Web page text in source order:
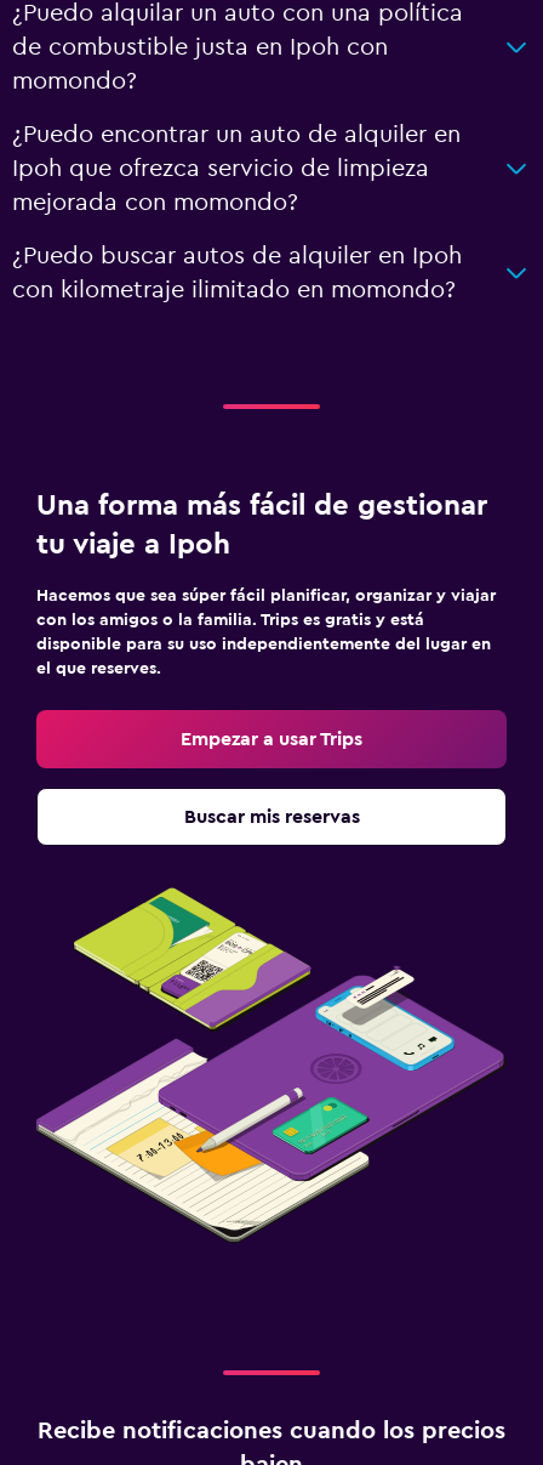
¿Puedo alquilar un auto con una política
de combustible justa en Ipoh con
momondo?
¿Puedo encontrar un auto de alquiler en
Ipoh que ofrezca servicio de limpieza
mejorada con momondo?
¿Puedo buscar autos de alquiler en Ipoh
con kilometraje ilimitado en momondo?
Una forma más fácil de gestionar
tu viaje a Ipoh
Hacemos que sea súper fácil planificar, organizar y viajar
con los amigos o la familia. Trips es gratis y está
disponible para su uso independientemente del lugar en
el que reserves.
Empezar a usar Trips
Buscar mis reservas
Recibe notificaciones cuando los precios